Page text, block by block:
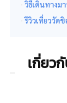
วิธีเดินทางม
รีวิวเที่ยววัด
เกี่ยว